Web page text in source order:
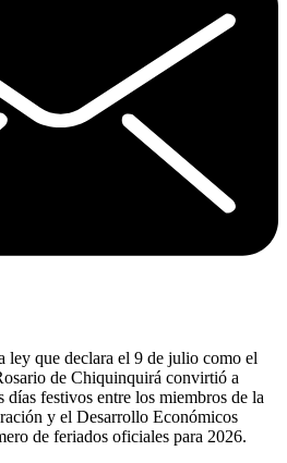
ley que declara el 9 de julio como el
de Chiquinquirá convirtió a
festivos entre los miembros de la
y el Desarrollo Económicos
de feriados oficiales para 2026.